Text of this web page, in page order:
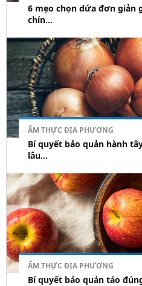
6 mẹo chọn dứa đơn giản
chín...
ẨM THỰC ĐỊA PHƯƠNG
Bí quyết bảo quản hành
lâu...
ẨM THỰC ĐỊA PHƯƠNG
Bí quyết bảo quản táo